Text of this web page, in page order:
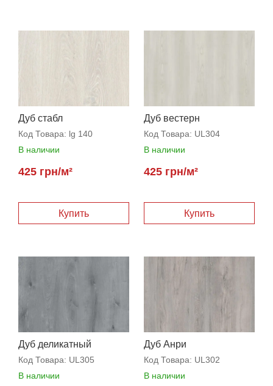
Дуб стабл
Код Товара: lg 140
В наличии
425 грн/м²
Купить
Дуб вестерн
Код Товара: UL304
В наличии
425 грн/м²
Купить
Дуб деликатный
Код Товара: UL305
В наличии
Дуб Анри
Код Товара: UL302
В наличии